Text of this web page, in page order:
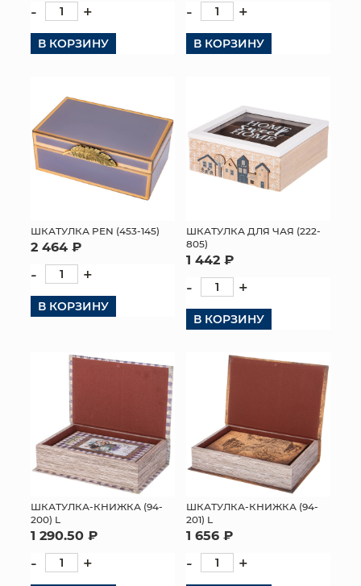
- +
В КОРЗИНУ
- +
В КОРЗИНУ
ШКАТУЛКА PEN (453-145)
2 464 ₽
- +
В КОРЗИНУ
ШКАТУЛКА ДЛЯ ЧАЯ (222-
805)
1 442 ₽
- +
В КОРЗИНУ
ШКАТУЛКА-КНИЖКА (94-
200) L
1 290.50 ₽
- +
ШКАТУЛКА-КНИЖКА (94-
201) L
1 656 ₽
- +